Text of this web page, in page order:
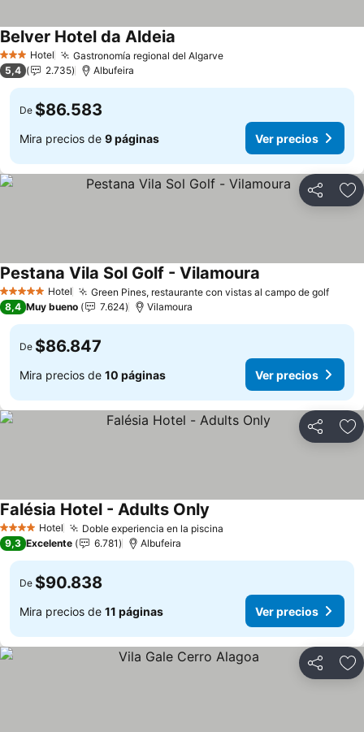
3 Estrellas
Hotel Gastronomía regional del Algarve
Belver Hotel da Aldeia
5,4 2.735 Albufeira
De $86.583
Mira precios de 9 páginas Ver precios
Compartir
5 Estrellas Hotel Green Pines, restaurante con vistas al campo de golf
Pestana Vila Sol Golf - Vilamoura
8,4 Muy bueno 7.624 Vilamoura
De $86.847
Mira precios de 10 páginas Ver precios
Compartir
4 EstrellasHotel Doble experiencia en la piscina
Falésia Hotel - Adults Only
9,3 Excelente 6.781 Albufeira
De $90.838
Mira precios de 11 páginas Ver precios
Compartir